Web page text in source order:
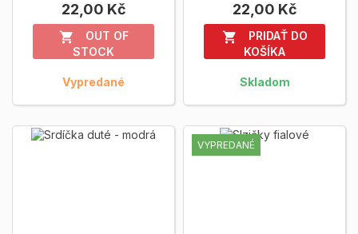
22,00 Kč

OUT OF
STOCK
Vypredané
22,00 Kč

PRIDAŤ DO
KOŠÍKA
Skladom
VYPREDANÉ